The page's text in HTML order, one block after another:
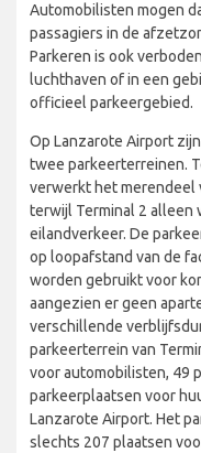
Automobilisten mogen
passagiers in de
Parkeren is ook
luchthaven of in een
officieel parkeergebied.
Op Lanzarote Airport
twee parkeerterreinen.
verwerkt het merendeel
terwijl Terminal 2 alleen
eilandverkeer. De
op loopafstand van de
worden gebruikt voor
aangezien er geen
verschillende
parkeerterrein van
voor automobilisten, 49
parkeerplaatsen voor
Lanzarote Airport. Het
slechts 207 plaatsen